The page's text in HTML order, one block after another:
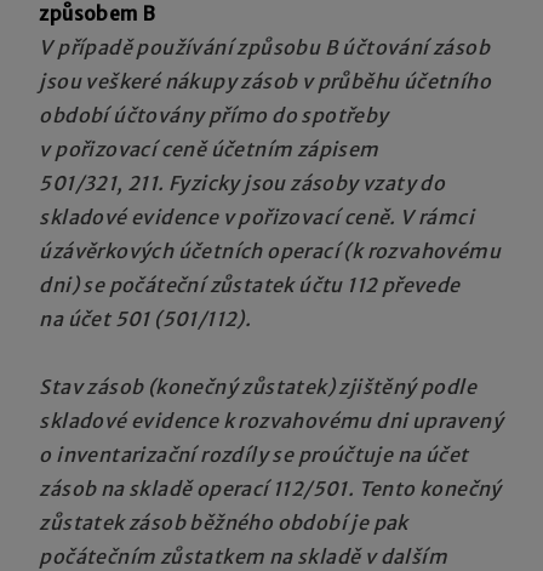
způsobem B
V případě používání způsobu B účtování zásob
jsou veškeré nákupy zásob v průběhu účetního
období účtovány přímo do spotřeby
v pořizovací ceně účetním zápisem
501/321, 211. Fyzicky jsou zásoby vzaty do
skladové evidence v pořizovací ceně. V rámci
úzávěrkových účetních operací (k rozvahovému
dni) se počáteční zůstatek účtu 112 převede
na účet 501 (501/112).
Stav zásob (konečný zůstatek) zjištěný podle
skladové evidence k rozvahovému dni upravený
o inventarizační rozdíly se proúčtuje na účet
zásob na skladě operací 112/501. Tento konečný
zůstatek zásob běžného období je pak
počátečním zůstatkem na skladě v dalším